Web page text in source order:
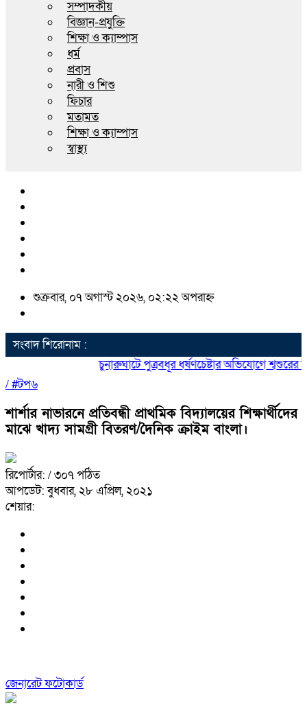
সম্পাদকীয়
বিজ্ঞান-প্রযুক্তি
শিক্ষা ও ক্যাম্পাস
ধর্ম
প্রবাস
নারী ও শিশু
ফিচার
মতামত
শিক্ষা ও ক্যাম্পাস
স্বাস্থ্য
শুক্রবার, ০৭ অগাস্ট ২০২৬, ০২:২২ অপরাহ্ন
সংবাদ শিরোনাম :
চুনারুঘাটে পুত্রবধূর ধর্ষণচেষ্টার অভিযোগে শ্বশুরের
/#টপ৬
শার্শার নাভারনে প্রতিবন্ধী প্রাথমিক বিদ্যালয়ের শিক্ষার্থীদের
মাঝে খাদ্য সামগ্রী বিতরণ/দৈনিক ক্রাইম বাংলা।
রিপোর্টার: / ৩০৭ পঠিত
আপডেট: বুধবার, ২৮ এপ্রিল, ২০২১
শেয়ার:
জেনারেট ফটোকার্ড